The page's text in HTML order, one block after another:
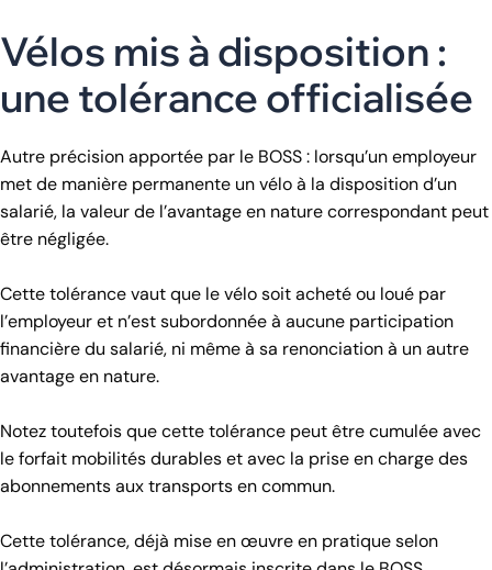
Vélos mis à disposition :
une tolérance officialisée
Autre précision apportée par le BOSS : lorsqu’un employeur
met de manière permanente un vélo à la disposition d’un
salarié, la valeur de l’avantage en nature correspondant peut
être négligée.
Cette tolérance vaut que le vélo soit acheté ou loué par
l’employeur et n’est subordonnée à aucune participation
financière du salarié, ni même à sa renonciation à un autre
avantage en nature.
Notez toutefois que cette tolérance peut être cumulée avec
le forfait mobilités durables et avec la prise en charge des
abonnements aux transports en commun.
Cette tolérance, déjà mise en œuvre en pratique selon